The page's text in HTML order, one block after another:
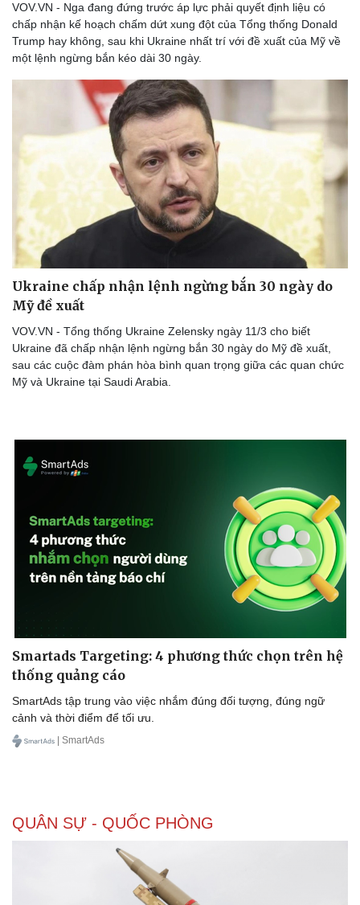
VOV.VN - Nga đang đứng trước áp lực phải quyết định liệu có
chấp nhận kế hoạch chấm dứt xung đột của Tổng thống Donald
Trump hay không, sau khi Ukraine nhất trí với đề xuất của Mỹ về
một lệnh ngừng bắn kéo dài 30 ngày.
Ukraine chấp nhận lệnh ngừng bắn 30 ngày do
Mỹ đề xuất
VOV.VN - Tổng thống Ukraine Zelensky ngày 11/3 cho biết
Ukraine đã chấp nhận lệnh ngừng bắn 30 ngày do Mỹ đề xuất,
sau các cuộc đàm phán hòa bình quan trọng giữa các quan chức
Mỹ và Ukraine tại Saudi Arabia.
Smartads Targeting: 4 phương thức chọn trên hệ
thống quảng cáo
SmartAds tập trung vào việc nhắm đúng đối tượng, đúng ngữ
cảnh và thời điểm để tối ưu.
| SmartAds
QUÂN SỰ - QUỐC PHÒNG